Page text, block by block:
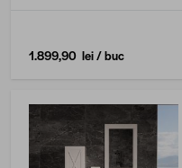
1.899,90 lei/ buc